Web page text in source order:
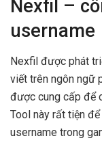
Nexfil –
username
Nexfil được phát
viết trên ngôn ngữ
được cung cấp để
Tool này rất tiện
username trong